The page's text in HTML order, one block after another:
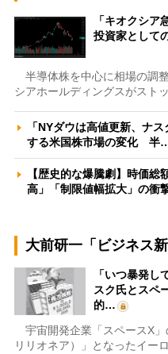
「キオクシ
投資家として
半導体株を中心に相場の調
シアホールディングスがスト
「NYダウは高値更新、ナ
する米国株市場の変化 半
【歴史的な爆騰劇】時価
高」「制限値幅拡大」の
大前研一「ビジネス
「いつ暴発し
スク氏とスペ
的…
宇宙開発企業「スペースX」
リリオネア）」となったイー